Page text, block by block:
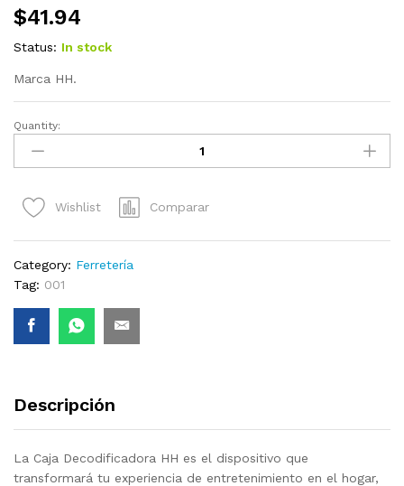
$41.94
Status: In stock
Marca HH.
Caja
Descodificadora
quantity
Quantity:
Wishlist Comparar
Category: Ferretería
Tag: 001
Descripción
La Caja Decodificadora HH es el dispositivo que
transformará tu experiencia de entretenimiento en el hogar,